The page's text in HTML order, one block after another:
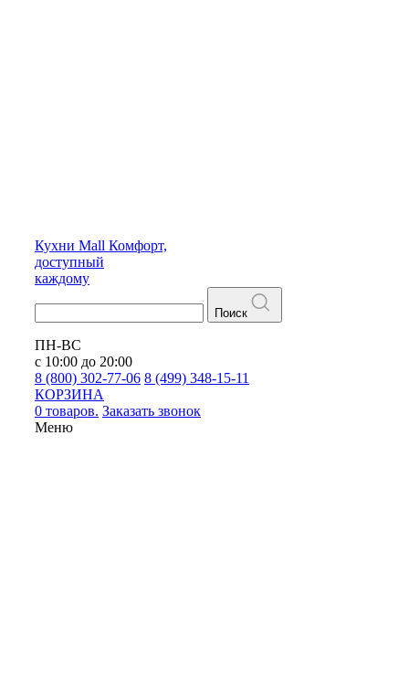
Кухни Mall Комфорт,
доступный
каждому
Поиск
ПН-ВС
с 10:00 до 20:00
8 (800) 302-77-06 8 (499) 348-15-11
КОРЗИНА
0 товаров. Заказать звонок
Меню